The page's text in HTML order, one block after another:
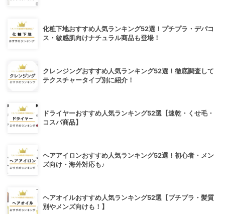
化粧下地おすすめ人気ランキング52選！プチプラ・デパコ
ス・敏感肌向けナチュラル商品も登場！
クレンジングおすすめ人気ランキング52選！徹底調査して
テクスチャータイプ別に紹介！
ドライヤーおすすめ人気ランキング52選【速乾・くせ毛・
コスパ商品】
ヘアアイロンおすすめ人気ランキング52選！初心者・メン
ズ向け・海外対応も♪
ヘアオイルおすすめ人気ランキング52選【プチプラ・髪質
別やメンズ向けも！】